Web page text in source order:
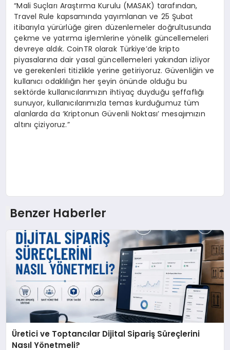
“Mali Suçları Araştırma Kurulu (MASAK) tarafından,
Travel Rule kapsamında yayımlanan ve 25 Şubat
itibarıyla yürürlüğe giren düzenlemeler doğrultusunda
çekme ve yatırma işlemlerine yönelik güncellemeleri
devreye aldık. CoinTR olarak Türkiye’de kripto
piyasalarına dair yasal güncellemeleri yakından izliyor
ve gerekenleri titizlikle yerine getiriyoruz. Güvenliğin ve
kullanıcı odaklılığın her şeyin önünde olduğu bu
sektörde kullanıcılarımızın ihtiyaç duyduğu şeffaflığı
sunuyor, kullanıcılarımızla temas kurduğumuz tüm
alanlarda da ‘Kriptonun Güvenli Noktası’ mesajımızın
altını çiziyoruz.”
Benzer Haberler
Üretici ve Toptancılar Dijital Sipariş Süreçlerini
Nasıl Yönetmeli?